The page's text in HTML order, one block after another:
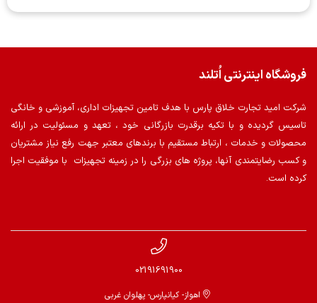
فروشگاه اینترنتی اُتلند
شرکت امید تجارت خلاق پارس با هدف تامین تجهیزات اداری، آموزشی و خانگی
تاسیس گردیده و با تکیه برقدرت بازرگانی خود ، تعهد و مسئولیت در ارائه
محصولات و خدمات ، ارتباط مستقیم با برندهای معتبر جهت رفع نیاز مشتریان
و کسب رضایتمندی آنها، پروژه های بزرگی را در زمینه تجهیزات با موفقیت اجرا
کرده است.
02191691900
اهواز- کیانپارس- پهلوان غربی